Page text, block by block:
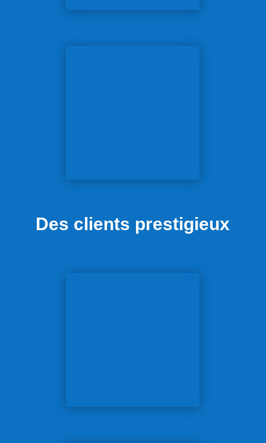
Des clients prestigieux